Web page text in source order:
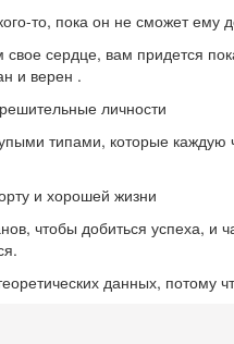
то, пока он не сможет ему
сердце, вам придется
и верен .
личности
типами, которые
и хорошей жизни
чтобы добиться успеха,
данных, потому